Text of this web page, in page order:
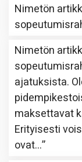
Nimetön
Nimetön
ajatuksista.
maksettavat
Erityisesti
ovat…”